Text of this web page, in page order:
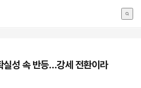
실성 속 반등…강세 전환이라